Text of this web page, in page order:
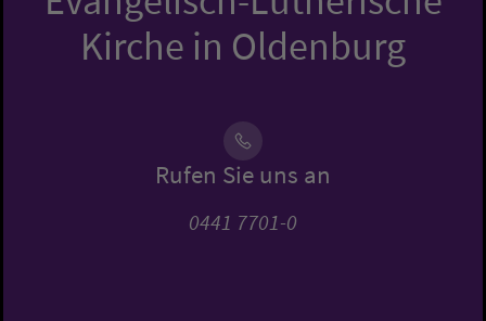
Kirche in Oldenburg
Rufen Sie uns an
0441 7701-0